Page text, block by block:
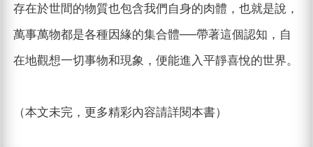
存在於世間的物質也包含我們自身的肉體，也就是說，
萬事萬物都是各種因緣的集合體──帶著這個認知，自
在地觀想一切事物和現象，便能進入平靜喜悅的世界。
（本文未完，更多精彩內容請詳閱本書）